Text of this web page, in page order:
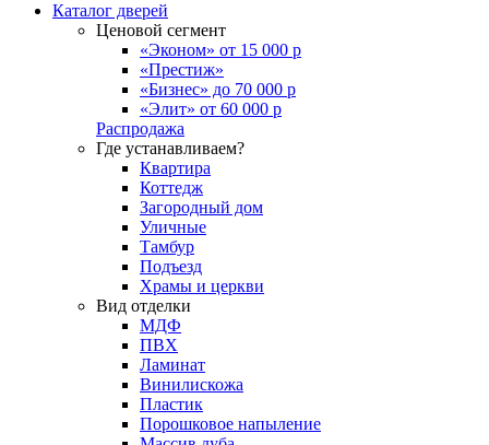
Каталог дверей
Ценовой сегмент
«Эконом» от 15 000 р
«Престиж»
«Бизнес» до 70 000 р
«Элит» от 60 000 р
Распродажа
Где устанавливаем?
Квартира
Коттедж
Загородный дом
Уличные
Тамбур
Подъезд
Храмы и церкви
Вид отделки
МДФ
ПВХ
Ламинат
Винилискожа
Пластик
Порошковое напыление